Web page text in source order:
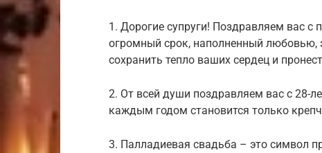
1. Дорогие супруги! Поздравляем вас с
огромный срок, наполненный
сохранить тепло ваших сердец и
2. От всей души поздравляем вас с 28-
каждым годом становится только
3. Палладиевая свадьба – это символ